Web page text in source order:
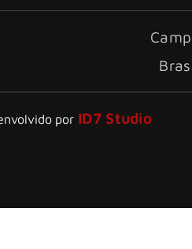
por ID7 Studio